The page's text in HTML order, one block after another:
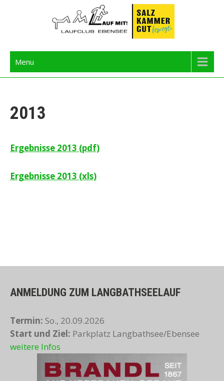
Langbathseelauf
Menu
2013
Ergebnisse 2013 (pdf)
Ergebnisse 2013 (xls)
ANMELDUNG ZUM LANGBATHSEELAUF
Termin: So., 20.09.2026
Start und Ziel: Parkplatz Langbathsee/Ebensee
weitere Infos